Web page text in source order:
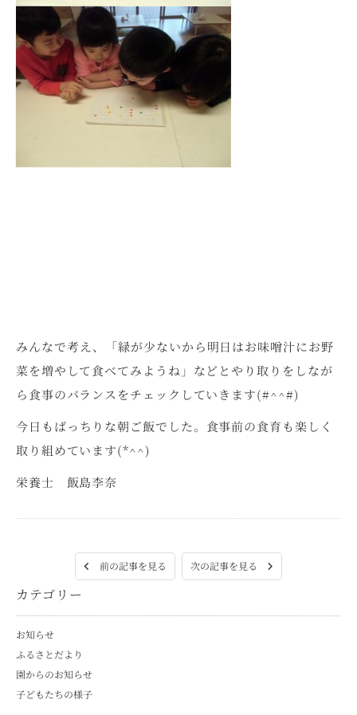
カテゴリー
お知らせ
ふるさとだより
園からのお知らせ
子どもたちの様子
みんなで考え、「緑が少ないから明日はお味噌汁にお野
菜を増やして食べてみようね」などとやり取りをしなが
ら食事のバランスをチェックしていきます(#^^#)
今日もばっちりな朝ご飯でした。食事前の食育も楽しく
取り組めています(*^^)
栄養士 飯島李奈
前の記事を見る 次の記事を見る